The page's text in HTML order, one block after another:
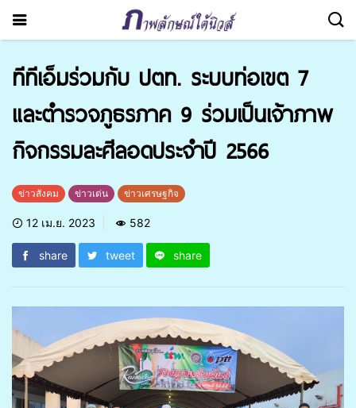
ทีทีเอ็มร่วมกับ ปตท. ระบบท่อเขต 7
และตำรวจภูธรภาค 9 ร่วมเป็นเจ้าภาพ
กิจกรรมละศีลอดประจำปี 2566
ข่าวสังคม ข่าวเด่น ข่าวเศรษฐกิจ
12 เม.ย. 2023 582
share tweet share